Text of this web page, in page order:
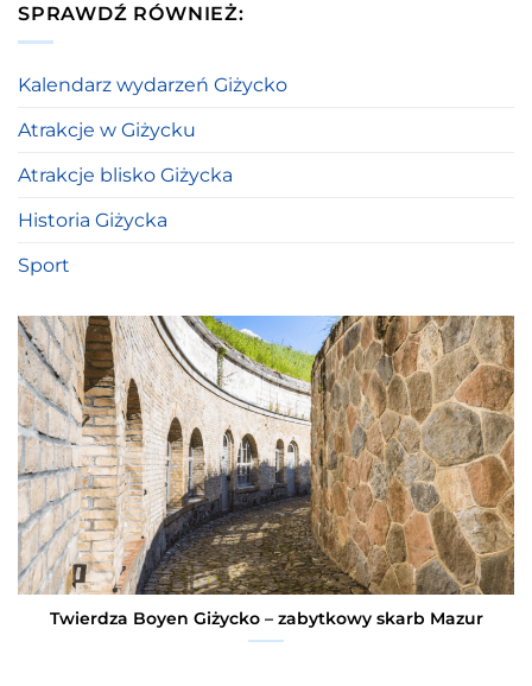
SPRAWDŹ RÓWNIEŻ:
Kalendarz wydarzeń Giżycko
Atrakcje w Giżycku
Atrakcje blisko Giżycka
Historia Giżycka
Sport
Twierdza Boyen Giżycko – zabytkowy skarb Mazur